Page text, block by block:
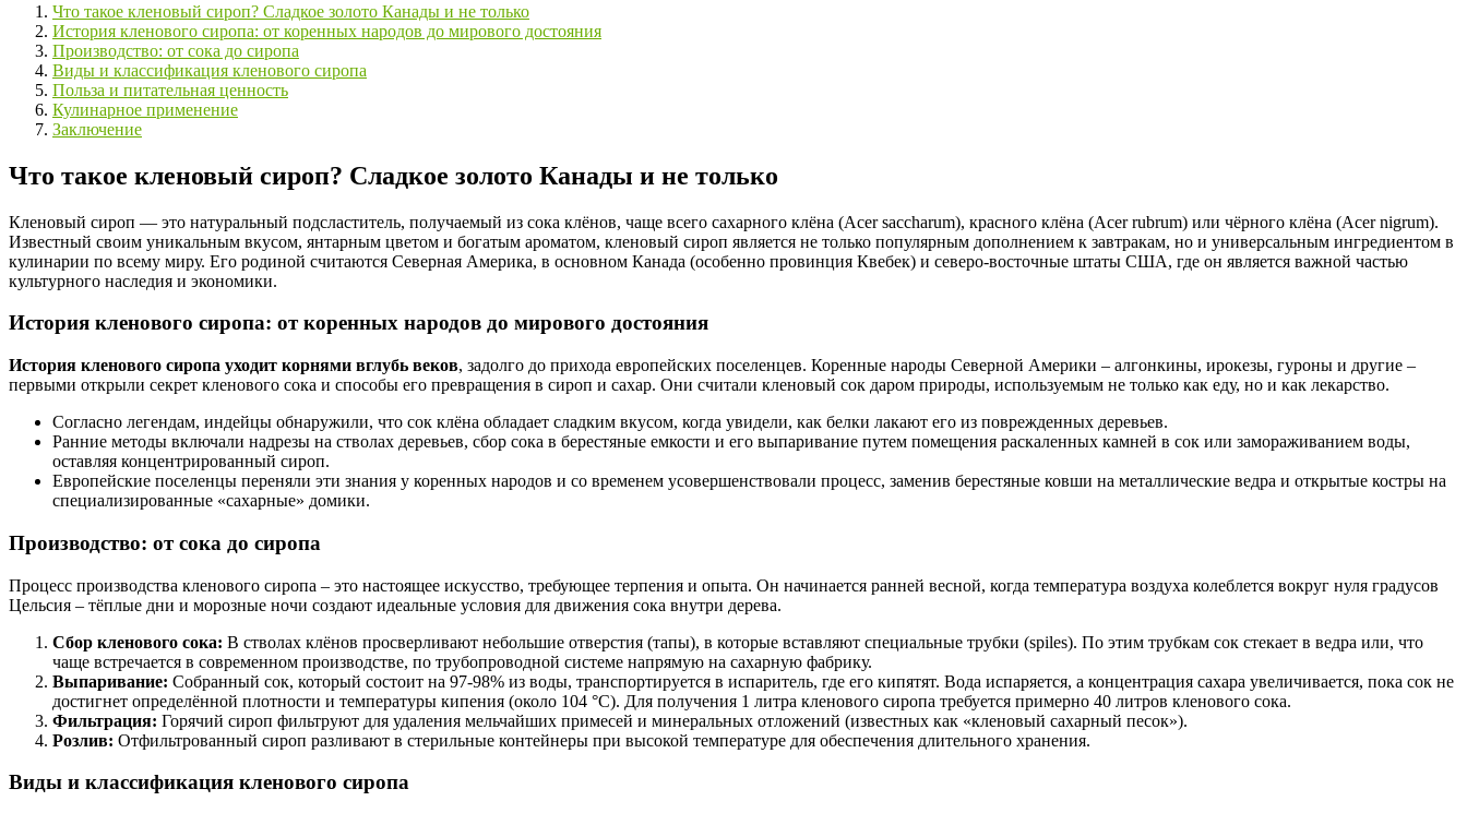
Что такое кленовый сироп? Сладкое золото Канады и не только
История кленового сиропа: от коренных народов до мирового достояния
Производство: от сока до сиропа
Виды и классификация кленового сиропа
Польза и питательная ценность
Кулинарное применение
Заключение
Что такое кленовый сироп? Сладкое золото Канады и не только
Кленовый сироп — это натуральный подсластитель, получаемый из сока клёнов, чаще всего сахарного клёна (Acer saccharum), красного клёна (Acer rubrum) или чёрного клёна (Acer nigrum).
Известный своим уникальным вкусом, янтарным цветом и богатым ароматом, кленовый сироп является не только популярным дополнением к завтракам, но и универсальным ингредиентом в
кулинарии по всему миру. Его родиной считаются Северная Америка, в основном Канада (особенно провинция Квебек) и северо-восточные штаты США, где он является важной частью
культурного наследия и экономики.
История кленового сиропа: от коренных народов до мирового достояния
История кленового сиропа уходит корнями вглубь веков, задолго до прихода европейских поселенцев. Коренные народы Северной Америки – алгонкины, ирокезы, гуроны и другие –
первыми открыли секрет кленового сока и способы его превращения в сироп и сахар. Они считали кленовый сок даром природы, используемым не только как еду, но и как лекарство.
Согласно легендам, индейцы обнаружили, что сок клёна обладает сладким вкусом, когда увидели, как белки лакают его из поврежденных деревьев.
Ранние методы включали надрезы на стволах деревьев, сбор сока в берестяные емкости и его выпаривание путем помещения раскаленных камней в сок или замораживанием воды,
оставляя концентрированный сироп.
Европейские поселенцы переняли эти знания у коренных народов и со временем усовершенствовали процесс, заменив берестяные ковши на металлические ведра и открытые костры на
специализированные «сахарные» домики.
Производство: от сока до сиропа
Процесс производства кленового сиропа – это настоящее искусство, требующее терпения и опыта. Он начинается ранней весной, когда температура воздуха колеблется вокруг нуля градусов
Цельсия – тёплые дни и морозные ночи создают идеальные условия для движения сока внутри дерева.
Сбор кленового сока: В стволах клёнов просверливают небольшие отверстия (тапы), в которые вставляют специальные трубки (spiles). По этим трубкам сок стекает в ведра или, что
чаще встречается в современном производстве, по трубопроводной системе напрямую на сахарную фабрику.
Выпаривание: Собранный сок, который состоит на 97-98% из воды, транспортируется в испаритель, где его кипятят. Вода испаряется, а концентрация сахара увеличивается, пока сок не
достигнет определённой плотности и температуры кипения (около 104 °C). Для получения 1 литра кленового сиропа требуется примерно 40 литров кленового сока.
Фильтрация: Горячий сироп фильтруют для удаления мельчайших примесей и минеральных отложений (известных как «кленовый сахарный песок»).
Розлив: Отфильтрованный сироп разливают в стерильные контейнеры при высокой температуре для обеспечения длительного хранения.
Виды и классификация кленового сиропа